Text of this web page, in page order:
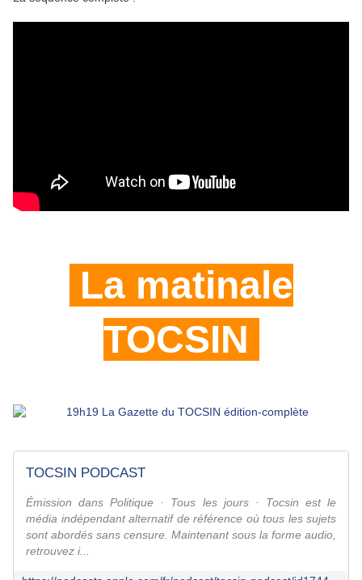
La matinale
TOCSIN
TOCSIN PODCAST
Émission dans Politique · Tous les jours · Tocsin est le
média indépendant alternatif de référence où tous les sujets
sont abordés sans censure. Maintenant sous la forme audio,
retrouvez i...